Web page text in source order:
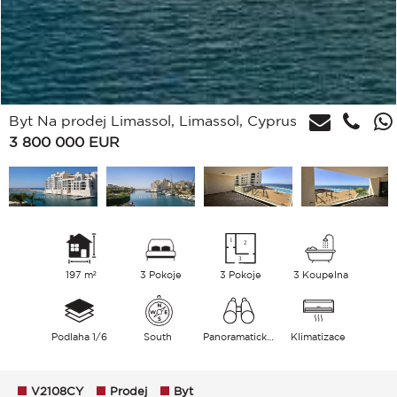
Byt Na prodej Limassol, Limassol, Cyprus
3 800 000 EUR
197 m² 3 Pokoje 3 Pokoje 3 Koupelna
Podlaha 1/6 South Klimatizace
V2108CY Prodej Byt